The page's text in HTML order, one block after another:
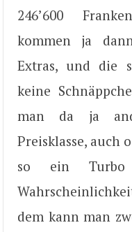
246’600
kommen ja
Extras, und die
keine
man da ja
Preisklasse, auch
so ein
dem kann man